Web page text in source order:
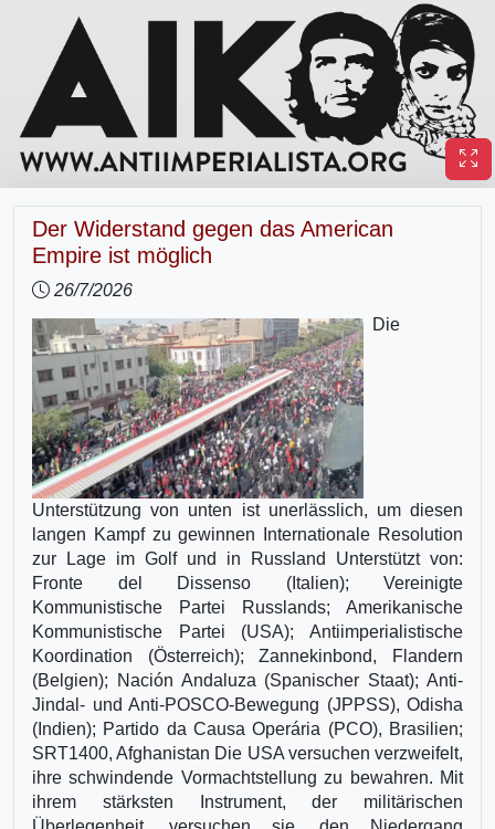
Der Widerstand gegen das American
Empire ist möglich
26/7/2026
Die
Unterstützung von unten ist unerlässlich, um diesen
langen Kampf zu gewinnen Internationale Resolution
zur Lage im Golf und in Russland Unterstützt von:
Fronte del Dissenso (Italien); Vereinigte
Kommunistische Partei Russlands; Amerikanische
Kommunistische Partei (USA); Antiimperialistische
Koordination (Österreich); Zannekinbond, Flandern
(Belgien); Nación Andaluza (Spanischer Staat); Anti-
Jindal- und Anti-POSCO-Bewegung (JPPSS), Odisha
(Indien); Partido da Causa Operária (PCO), Brasilien;
SRT1400, Afghanistan Die USA versuchen verzweifelt,
ihre schwindende Vormachtstellung zu bewahren. Mit
ihrem stärksten Instrument, der militärischen